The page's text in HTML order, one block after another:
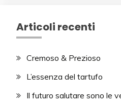
Articoli recenti
Cremoso & Prezioso
L’essenza del tartufo
Il futuro salutare sono le